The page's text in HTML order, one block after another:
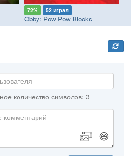
72% 52 играл
Obby: Pew Pew Blocks
количество символов: 3
😄